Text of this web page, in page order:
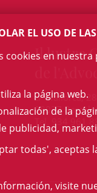
Il·lustre
c/ Mallorca, 283
08037
Tel. 934 961
EL USO DE
cookies en
la página web.
de la
publicidad,
todas', aceptas
visite